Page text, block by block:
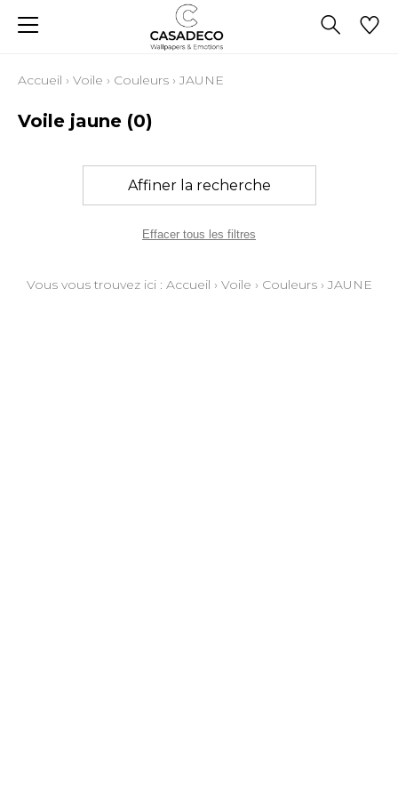
Accueil › Voile › Couleurs › JAUNE
Voile jaune (0)
Affiner la recherche
Effacer tous les filtres
Vous vous trouvez ici : Accueil › Voile › Couleurs› JAUNE